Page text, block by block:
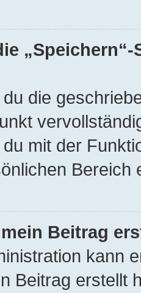
die
mit der
Bereich
Beitrag
kann
Beitrag erstellt